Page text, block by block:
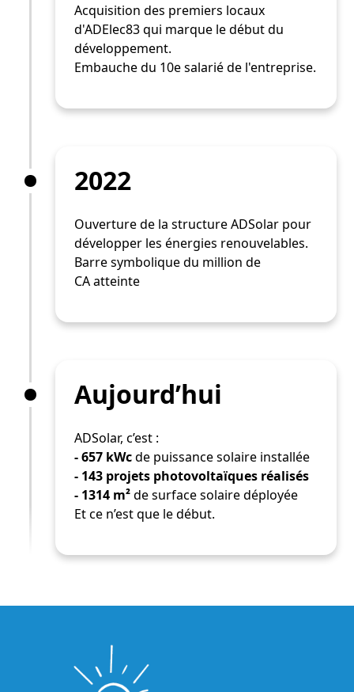
Acquisition des premiers locaux
d'ADElec83 qui marque le début du
développement.
Embauche du 10e salarié de l'entreprise.
2022
Ouverture de la structure ADSolar pour
développer les énergies renouvelables.
Barre symbolique du million de
CA atteinte
Aujourd’hui
ADSolar, c’est :
- 657 kWcde puissance solaire installée
- 143 projets photovoltaïques réalisés
- 1314 m²de surface solaire déployée
Et ce n’est que le début.